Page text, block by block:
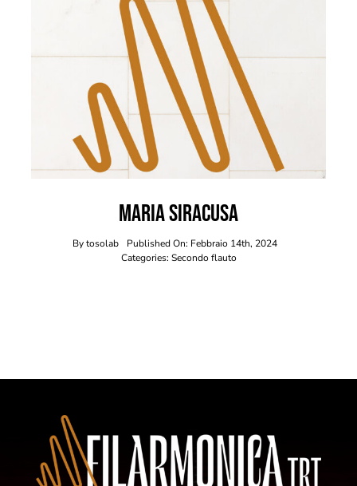
Maria Siracusa
Bytosolab
Published On: Febbraio 14th, 2024
Categories: Secondo flauto